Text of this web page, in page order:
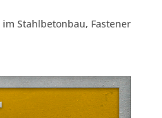
Stahlbetonbau, Fastener